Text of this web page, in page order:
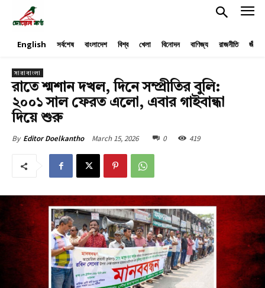
English সর্বশেষ বাংলাদেশ বিশ্ব খেলা বিনোদন বাণিজ্য রাজনীতি
সারাবাংলা
রাতে শ্মশান দখল, দিনে সম্প্রীতির বুলি:
২০০১ সাল ফেরত এলো, এবার গাইবান্ধা
দিয়ে শুরু
By Editor Doelkantho March 15, 2026 0 419